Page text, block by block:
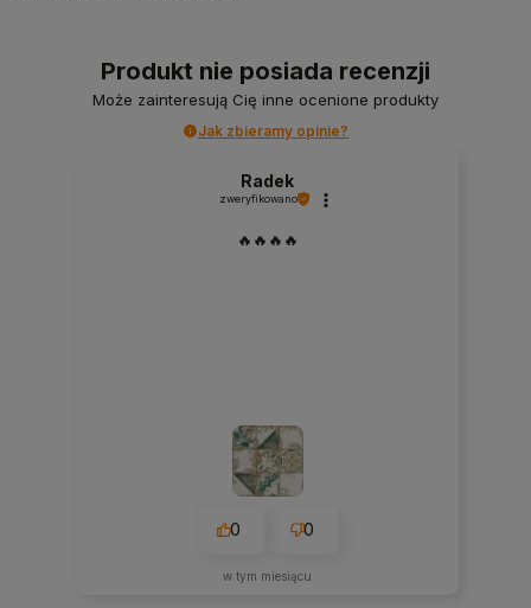
Produkt nie posiada recenzji
Może zainteresują Cię inne ocenione produkty
Jak zbieramy opinie?
Radek
zweryfikowano
🔥🔥🔥🔥
0 0
w tym miesiącu